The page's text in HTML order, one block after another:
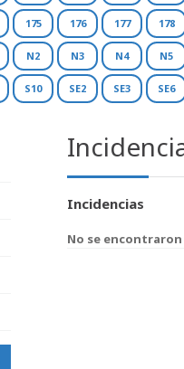
175 176 177 178
N2 N3 N4 N5
S10 SE2 SE3 SE6
Incidencias
No se